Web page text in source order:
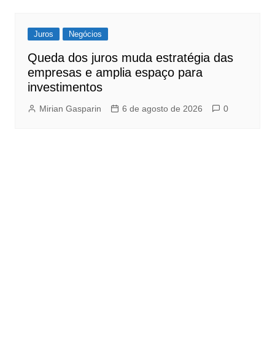
Juros Negócios
Queda dos juros muda estratégia das
empresas e amplia espaço para
investimentos
Mirian Gasparin 6 de agosto de 2026 0